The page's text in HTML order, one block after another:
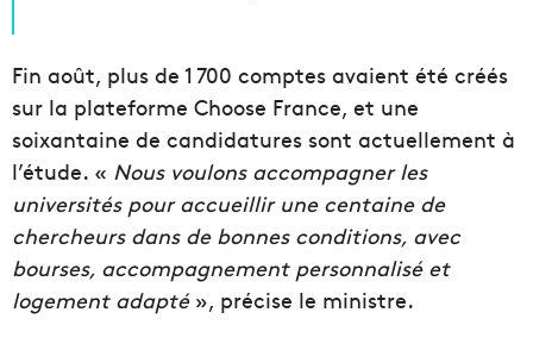
Fin août, plus de 1 700 comptes avaient été créés
sur la plateforme Choose France, et une
soixantaine de candidatures sont actuellement à
l’étude. « Nous voulons accompagner les
universités pour accueillir une centaine de
chercheurs dans de bonnes conditions, avec
bourses, accompagnement personnalisé et
logement adapté», précise le ministre.